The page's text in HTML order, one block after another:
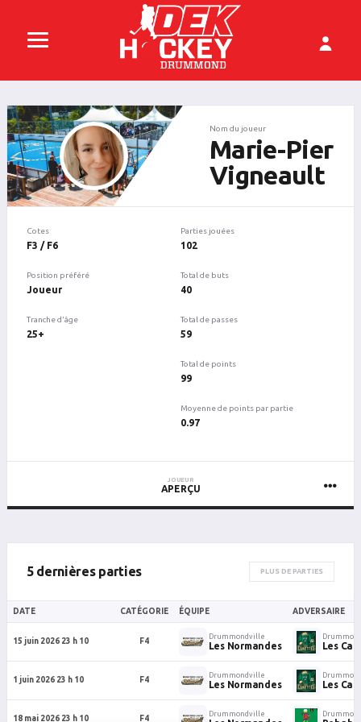
Nom du joueur
Marie-Pier
Vigneault
Cotes
F3 / F6
Position préféré
Joueur
Tranche d'âge
25+
Parties jouées
102
Total de buts
40
Total de passes
59
Total de points
99
Moyenne de points par partie
0.97
JOUEUR
APERÇU
5 dernières parties PLUS DE PARTIES
DATE CATÉGORIE ÉQUIPE ADVERSAIRE
15 juin 2026 23 h 10 F4
Drummondville
Les Normandes Les
1 juin 2026 23 h 10 F4
Drummondville
Les Normandes Les
18 mai 2026 23 h 10 F4
Drummondville